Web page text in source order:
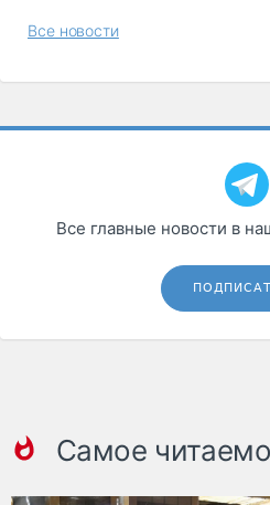
Все новости
Все главные новости в
Самое